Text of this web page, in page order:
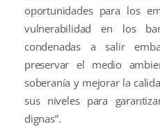
oportunidades para los
vulnerabilidad en los
condenadas a salir
preservar el medio
soberanía y mejorar la
sus niveles para
dignas”.